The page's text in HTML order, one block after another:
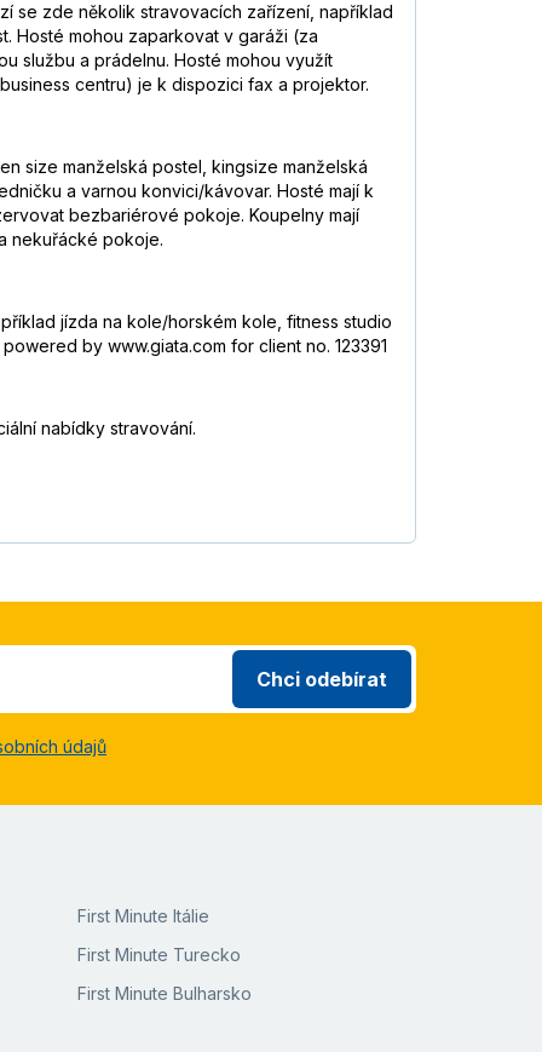
se zde několik stravovacích zařízení, například
Hosté mohou zaparkovat v garáži (za
službu a prádelnu. Hosté mohou využít
centru) je k dispozici fax a projektor.
size manželská postel, kingsize manželská
a varnou konvici/kávovar. Hosté mají k
bezbariérové pokoje. Koupelny mají
nekuřácké pokoje.
jízda na kole/horském kole, fitness studio
by www.giata.com for client no. 123391
nabídky stravování.
Chci odebírat
údajů
First Minute Itálie
First Minute Turecko
First Minute Bulharsko